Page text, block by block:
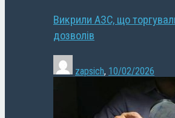
Викрили АЗС, що
дозволів
zapsich, 10/02/2026